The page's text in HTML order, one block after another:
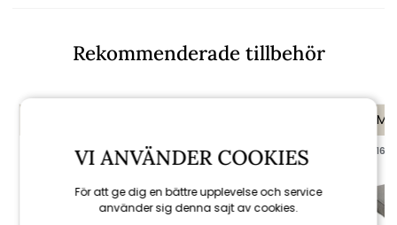
Rekommenderade tillbehör
till 16/8 till 16/8
VI ANVÄNDER COOKIES
För att ge dig en bättre upplevelse och service
använder sig denna sajt av cookies.